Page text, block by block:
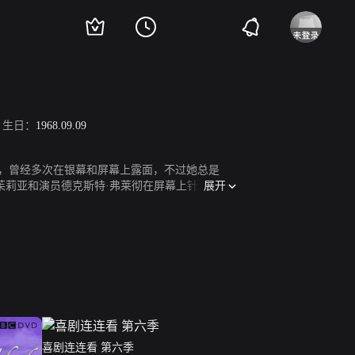
生日： 1968.09.09
曾经多次在银幕和屏幕上露面，不过她总是
莉亚和演员德克斯特·弗莱彻在屏幕上针锋相
展开
喜剧连连看 第六季